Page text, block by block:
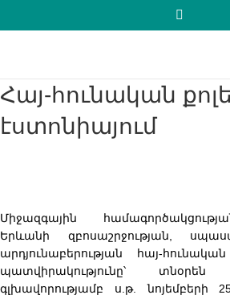
Հայ-հունական քոլեջը
էստոնիայում
Միջազգային
Երևանի զբոսաշրջության,
արդյունաբերության հայ-
պատվիրակությունը՝
գլխավորությամբ ս.թ. նոյեմբերի